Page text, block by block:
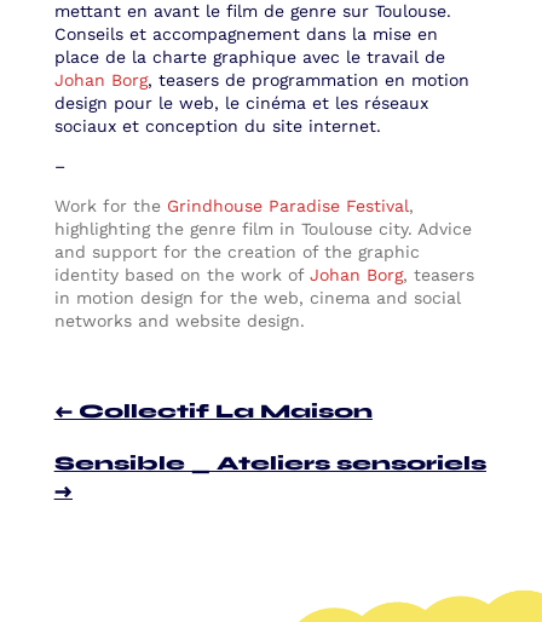
mettant en avant le film de genre sur Toulouse.
Conseils et accompagnement dans la mise en
place de la charte graphique avec le travail de
Johan Borg, teasers de programmation en motion
design pour le web, le cinéma et les réseaux
sociaux et conception du site internet.
–
Work for the Grindhouse Paradise Festival,
highlighting the genre film in Toulouse city. Advice
and support for the creation of the graphic
identity based on the work of Johan Borg, teasers
in motion design for the web, cinema and social
networks and website design.
← Collectif La Maison
Sensible _ Ateliers sensoriels
→